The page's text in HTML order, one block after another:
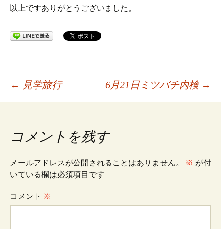
以上ですありがとうございました。
投
ナ
ビ
ゲ
← 見学旅行 6月21日ミツバチ内検 →
コメントを残す
メールアドレスが公開されることはありません。 ※ が付
いている欄は必須項目です
コメント ※